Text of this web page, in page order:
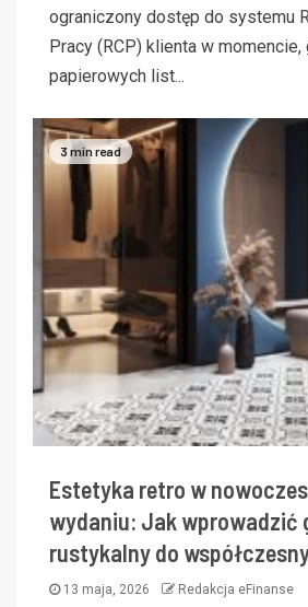
ograniczony dostęp do systemu
Pracy (RCP) klienta w
papierowych list...
3 min read
Estetyka retro w
wydaniu: Jak wprowadzić
rustykalny do
13 maja, 2026 Redakcja eFinanse